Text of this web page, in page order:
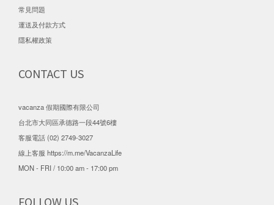
常見問題
運送及付款方式
隱私權政策
CONTACT US
vacanza 假期國際有限公司
台北市大同區承德路一段44號6樓
客服電話 (02) 2749-3027
線上客服 https://m.me/VacanzaLife
MON - FRI / 10:00 am - 17:00 pm
FOLLOW US